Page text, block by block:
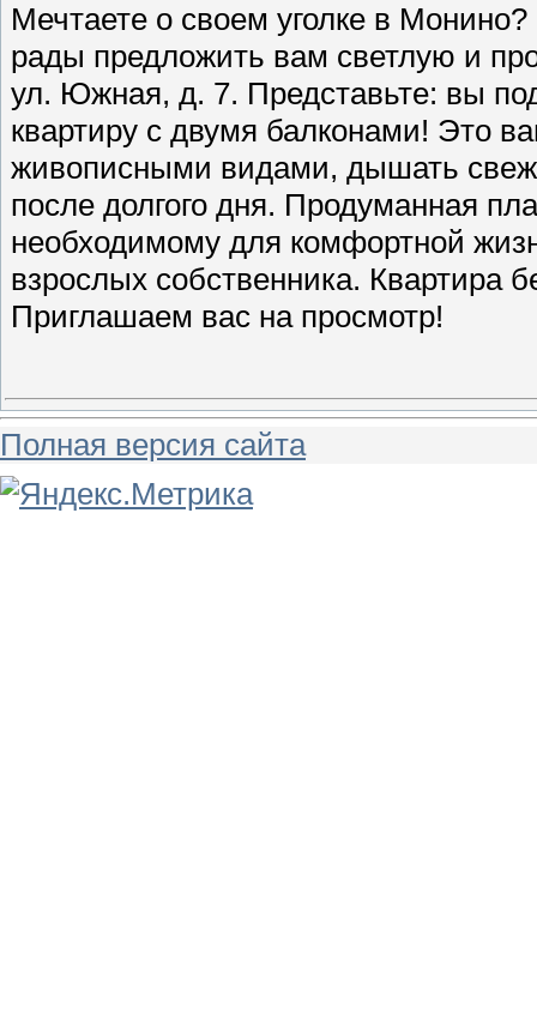
Мечтаете о своем уголке в
рады предложить вам светлую и
ул. Южная, д. 7. Представьте: вы
квартиру с двумя балконами! Это
живописными видами, дышать
после долгого дня. Продуманная
необходимому для комфортной
взрослых собственника. Квартира
Приглашаем вас на просмотр!
Полная версия сайта